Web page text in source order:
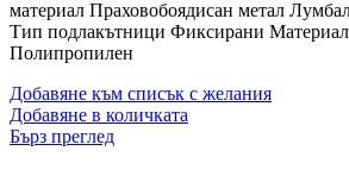
материал Праховобоядисан метал
Тип подлакътници Фиксирани
Полипропилен
Добавяне към списък с желания
Добавяне в количката
Бърз преглед